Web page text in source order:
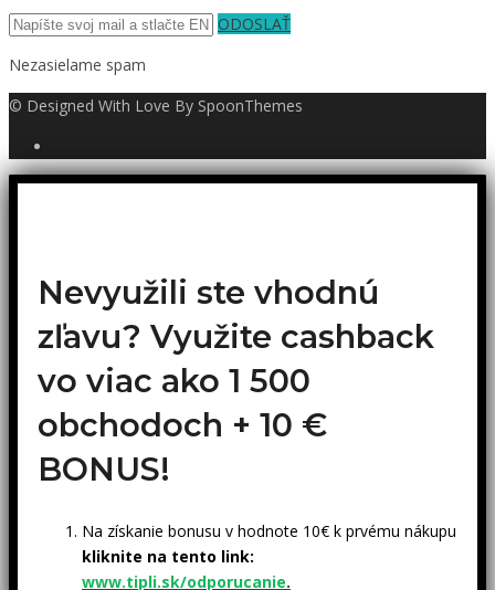
ODOSLAŤ
Nezasielame spam
© Designed With Love By SpoonThemes
Nevyužili ste vhodnú
zľavu? Využite cashback
vo viac ako 1 500
obchodoch + 10 €
BONUS!
Na získanie bonusu v hodnote 10€ k prvému nákupu
kliknite na tento link:
www.tipli.sk/odporucanie.